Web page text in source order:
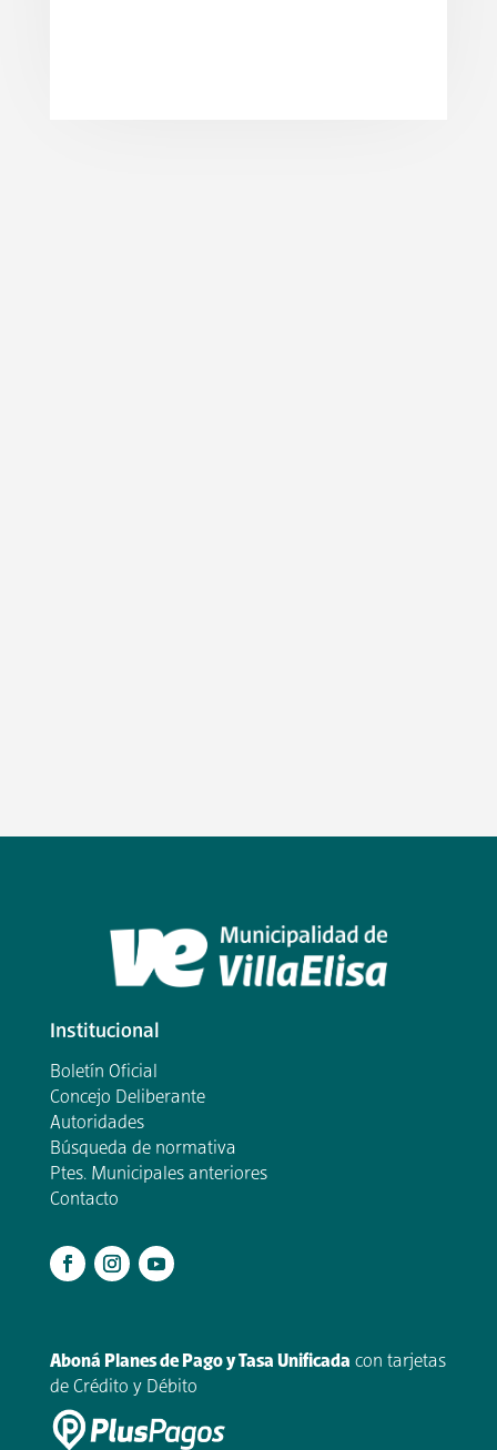
Institucional
Boletín Oficial
Concejo Deliberante
Autoridades
Búsqueda de normativa
Ptes. Municipales anteriores
Contacto
Aboná Planes de Pago y Tasa Unificada con tarjetas
de Crédito y Débito